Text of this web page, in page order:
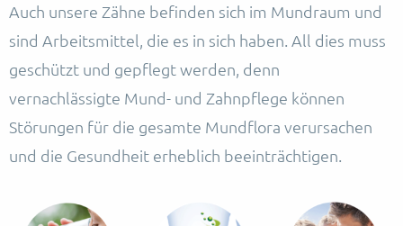
Auch unsere Zähne befinden sich im Mundraum und
sind Arbeitsmittel, die es in sich haben. All dies muss
geschützt und gepflegt werden, denn
vernachlässigte Mund- und Zahnpflege können
Störungen für die gesamte Mundflora verursachen
und die Gesundheit erheblich beeinträchtigen.